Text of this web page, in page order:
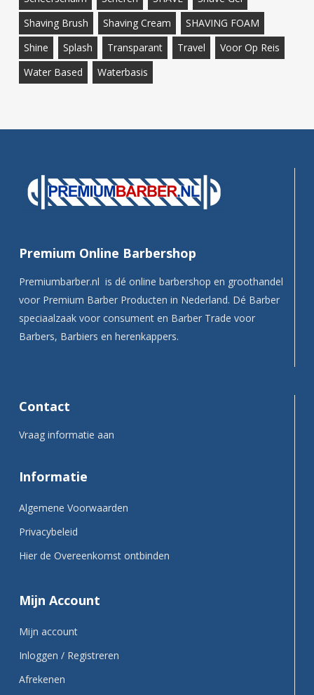
Shaving Brush
Shaving Cream
SHAVING FOAM
Shine
Splash Transparant Travel
Voor Op Reis
Water Based
Waterbasis
Premium Online Barbershop
Premiumbarber.nl is dé online barbershop en groothandel
voor Premium Barber Producten in Nederland. Dé Barber
speciaalzaak voor consument en Barber Trade voor
Barbers, Barbiers en herenkappers.
Contact
Vraag informatie aan
Informatie
Algemene Voorwaarden
Privacybeleid
Hier de Overeenkomst ontbinden
Mijn Account
Mijn account
Inloggen / Registreren
Afrekenen